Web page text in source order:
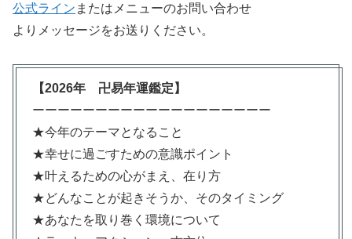
公式ライン またはメニューのお問い合わせ
よりメッセージをお送りください。
【2026年 卍易年運鑑定】
ーーーーーーーーーーーーーーーーーーー
★今年のテーマとなること
★幸せに過ごすための意識ポイント
★叶えるための心がまえ、在り方
★どんなことが起きそうか、そのタイミング
★あなたを取り巻く環境について